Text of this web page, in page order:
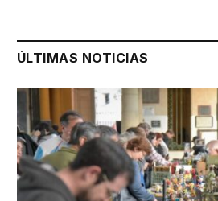
ÚLTIMAS NOTICIAS